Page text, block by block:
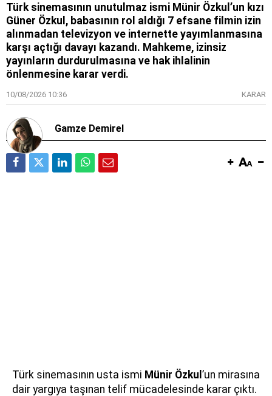
Türk sinemasının unutulmaz ismi Münir Özkul’un kızı
Güner Özkul, babasının rol aldığı 7 efsane filmin izin
alınmadan televizyon ve internette yayımlanmasına
karşı açtığı davayı kazandı. Mahkeme, izinsiz
yayınların durdurulmasına ve hak ihlalinin
önlenmesine karar verdi.
10/08/2026 10:36 KARAR
Gamze Demirel
Türk sinemasının usta ismi Münir Özkul ’un mirasına
dair yargıya taşınan telif mücadelesinde karar çıktı.